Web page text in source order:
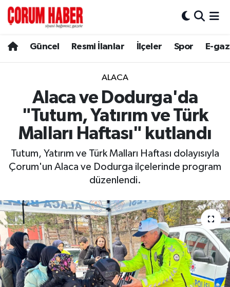
Güncel Resmi İlanlar İlçeler Spor E-
ALACA
Alaca ve Dodurga'da
"Tutum, Yatırım ve Türk
Malları Haftası" kutlandı
Tutum, Yatırım ve Türk Malları Haftası dolayısıyla
Çorum'un Alaca ve Dodurga ilçelerinde program
düzenlendi.
Spor
Resmi İlanlar
Alaca
Boğazkale
İskilip
Kargı
Laçin
Hava Durumu
Çorum Namaz Vakitleri
Trafik Durumu
Tüm Manşetler
Haber Arşivi